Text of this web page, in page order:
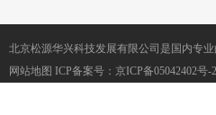
北京松源华兴科技发展有限公司是国内专
网站地图 ICP备案号： 京ICP备05042402号-2